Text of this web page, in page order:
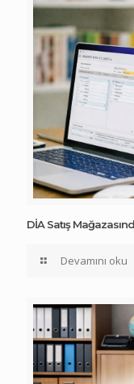
DİA Satış
Devamını oku